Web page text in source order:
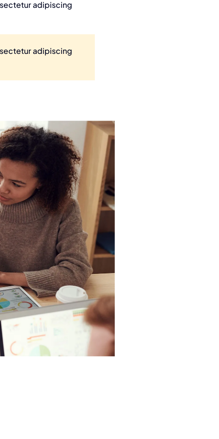
adipiscing
adipiscing